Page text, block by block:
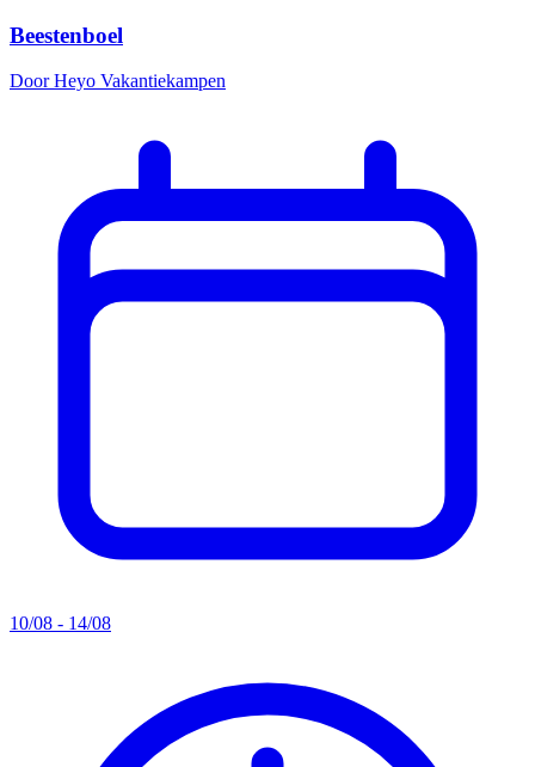
Beestenboel
Door Heyo Vakantiekampen
10/08 - 14/08